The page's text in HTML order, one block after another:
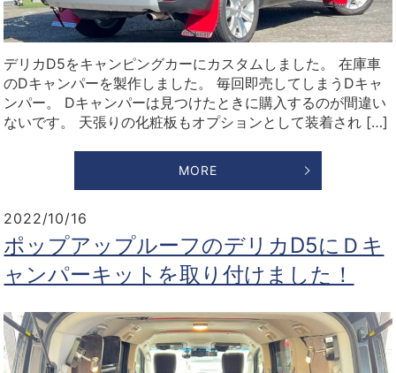
デリカD5をキャンピングカーにカスタムしました。 在庫車
のDキャンパーを製作しました。 毎回即売してしまうDキャ
ンパー。 Dキャンパーは見つけたときに購入するのが間違い
ないです。 天張りの化粧板もオプションとして装着され […]
MORE
2022/10/16
ポップアップルーフのデリカD5にＤキ
ャンパーキットを取り付けました！